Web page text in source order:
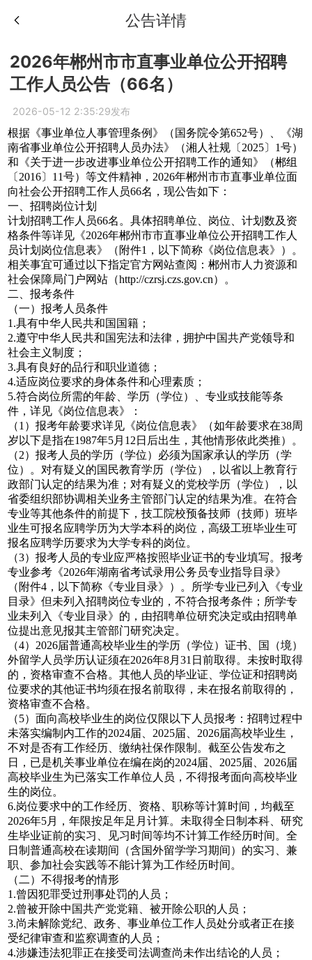
公告详情
2026年郴州市市直事业单位公开招聘
工作人员公告（66名）
2026-05-12 2:35:29发布
根据《事业单位人事管理条例》（国务院令第652号）、《湖
南省事业单位公开招聘人员办法》（湘人社规〔2025〕1号）
和《关于进一步改进事业单位公开招聘工作的通知》（郴组
〔2016〕11号）等文件精神，2026年郴州市市直事业单位面
向社会公开招聘工作人员66名，现公告如下：
一、招聘岗位计划
计划招聘工作人员66名。具体招聘单位、岗位、计划数及资
格条件等详见《2026年郴州市市直事业单位公开招聘工作人
员计划岗位信息表》（附件1，以下简称《岗位信息表》）。
相关事宜可通过以下指定官方网站查阅：郴州市人力资源和
社会保障局门户网站（http://czrsj.czs.gov.cn）。
二、报考条件
（一）报考人员条件
1.具有中华人民共和国国籍；
2.遵守中华人民共和国宪法和法律，拥护中国共产党领导和
社会主义制度；
3.具有良好的品行和职业道德；
4.适应岗位要求的身体条件和心理素质；
5.符合岗位所需的年龄、学历（学位）、专业或技能等条
件，详见《岗位信息表》：
（1）报考年龄要求详见《岗位信息表》（如年龄要求在38周
岁以下是指在1987年5月12日后出生，其他情形依此类推）。
（2）报考人员的学历（学位）必须为国家承认的学历（学
位）。对有疑义的国民教育学历（学位），以省以上教育行
政部门认定的结果为准；对有疑义的党校学历（学位），以
省委组织部协调相关业务主管部门认定的结果为准。在符合
专业等其他条件的前提下，技工院校预备技师（技师）班毕
业生可报名应聘学历为大学本科的岗位，高级工班毕业生可
报名应聘学历要求为大学专科的岗位。
（3）报考人员的专业应严格按照毕业证书的专业填写。报考
专业参考《2026年湖南省考试录用公务员专业指导目录》
（附件4，以下简称《专业目录》）。所学专业已列入《专业
目录》但未列入招聘岗位专业的，不符合报考条件；所学专
业未列入《专业目录》的，由招聘单位研究决定或由招聘单
位提出意见报其主管部门研究决定。
（4）2026届普通高校毕业生的学历（学位）证书、国（境）
外留学人员学历认证须在2026年8月31日前取得。未按时取得
的，资格审查不合格。其他人员的毕业证、学位证和招聘岗
位要求的其他证书均须在报名前取得，未在报名前取得的，
资格审查不合格。
（5）面向高校毕业生的岗位仅限以下人员报考：招聘过程中
未落实编制内工作的2024届、2025届、2026届高校毕业生，
不对是否有工作经历、缴纳社保作限制。截至公告发布之
日，已是机关事业单位在编在岗的2024届、2025届、2026届
高校毕业生为已落实工作单位人员，不得报考面向高校毕业
生的岗位。
6.岗位要求中的工作经历、资格、职称等计算时间，均截至
2026年5月，年限按足年足月计算。未取得全日制本科、研究
生毕业证前的实习、见习时间等均不计算工作经历时间。全
日制普通高校在读期间（含国外留学学习期间）的实习、兼
职、参加社会实践等不能计算为工作经历时间。
（二）不得报考的情形
1.曾因犯罪受过刑事处罚的人员；
2.曾被开除中国共产党党籍、被开除公职的人员；
3.尚未解除党纪、政务、事业单位工作人员处分或者正在接
受纪律审查和监察调查的人员；
4.涉嫌违法犯罪正在接受司法调查尚未作出结论的人员；